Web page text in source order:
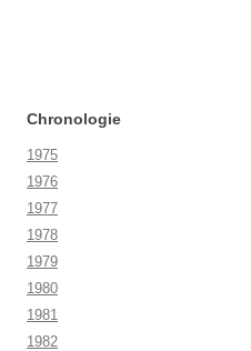
Chronologie
1975
1976
1977
1978
1979
1980
1981
1982